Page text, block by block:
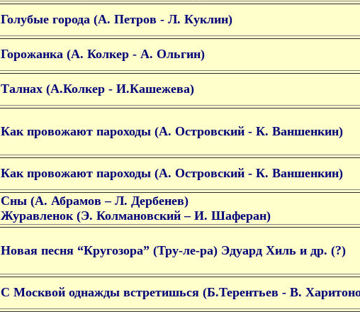
Голубые города (А. Петров - Л. Куклин)
Горожанка (А. Колкер - А. Ольгин)
Талнах (А.Колкер - И.Кашежева)
Как провожают пароходы (А. Островский - К. Ваншенкин)
Как провожают пароходы (А. Островский - К. Ваншенкин)
Сны (А. Абрамов – Л. Дербенев)
Журавленок (Э. Колмановский – И. Шаферан)
Новая песня “Кругозора” (Тру-ле-ра) Эдуард Хиль и др. (?)
С Москвой однажды встретишься (Б.Терентьев - В.